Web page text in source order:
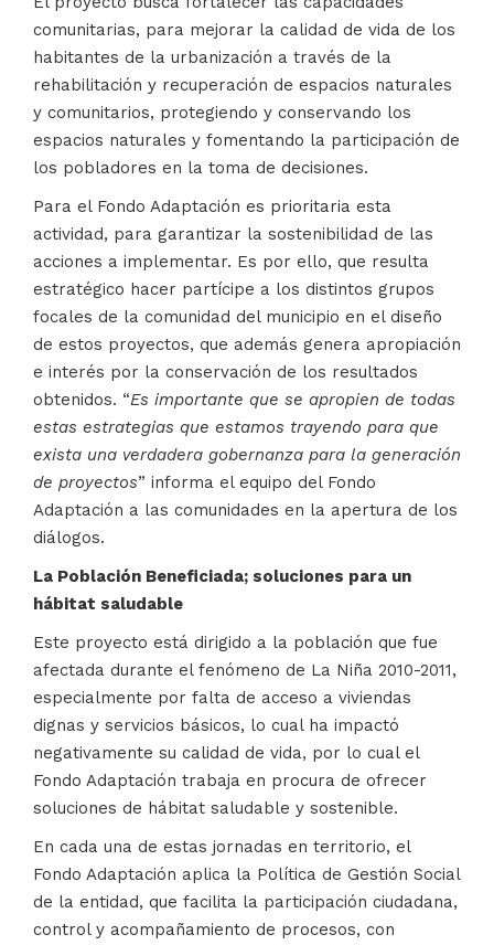
comunitarias, para mejorar la calidad de vida de los
habitantes de la urbanización a través de la
rehabilitación y recuperación de espacios naturales
y comunitarios, protegiendo y conservando los
espacios naturales y fomentando la participación de
los pobladores en la toma de decisiones.
Para el Fondo Adaptación es prioritaria esta
actividad, para garantizar la sostenibilidad de las
acciones a implementar. Es por ello, que resulta
estratégico hacer partícipe a los distintos grupos
focales de la comunidad del municipio en el diseño
de estos proyectos, que además genera apropiación
e interés por la conservación de los resultados
obtenidos. “Es importante que se apropien de todas
estas estrategias que estamos trayendo para que
exista una verdadera gobernanza para la generación
de proyectos” informa el equipo del Fondo
Adaptación a las comunidades en la apertura de los
diálogos.
La Población Beneficiada; soluciones para un
hábitat saludable
Este proyecto está dirigido a la población que fue
afectada durante el fenómeno de La Niña 2010-2011,
especialmente por falta de acceso a viviendas
dignas y servicios básicos, lo cual ha impactó
negativamente su calidad de vida, por lo cual el
Fondo Adaptación trabaja en procura de ofrecer
soluciones de hábitat saludable y sostenible.
En cada una de estas jornadas en territorio, el
Fondo Adaptación aplica la Política de Gestión Social
de la entidad, que facilita la participación ciudadana,
control y acompañamiento de procesos, con